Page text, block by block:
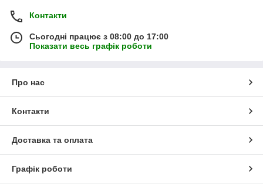
Контакти
Сьогодні працює з 08:00 до 17:00
Показати весь графік роботи
Про нас
Контакти
Доставка та оплата
Графік роботи